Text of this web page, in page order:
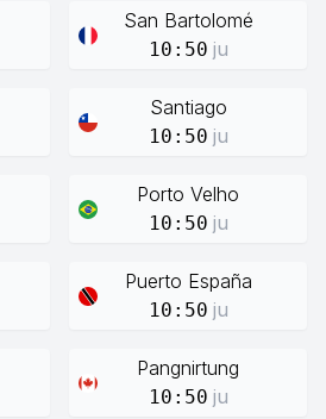
San Bartolomé
10:50 ju
Santiago
10:50 ju
Porto Velho
10:50 ju
Puerto España
10:50 ju
Pangnirtung
10:50 ju